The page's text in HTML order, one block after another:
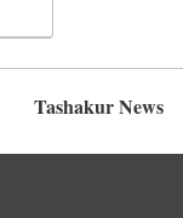
Tashakur News